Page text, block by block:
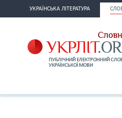
УКРАЇНСЬКА ЛІТЕРАТУРА